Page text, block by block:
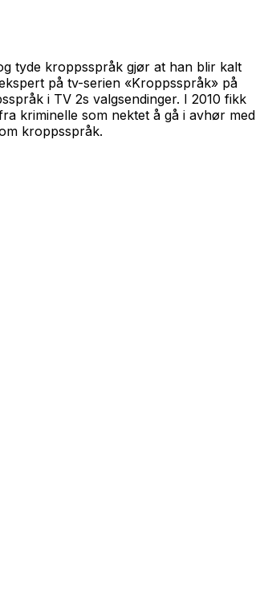
tyde kroppsspråk gjør at han blir kalt
på tv-serien «Kroppsspråk» på
i TV 2s valgsendinger. I 2010 fikk
kriminelle som nektet å gå i avhør med
kroppsspråk.